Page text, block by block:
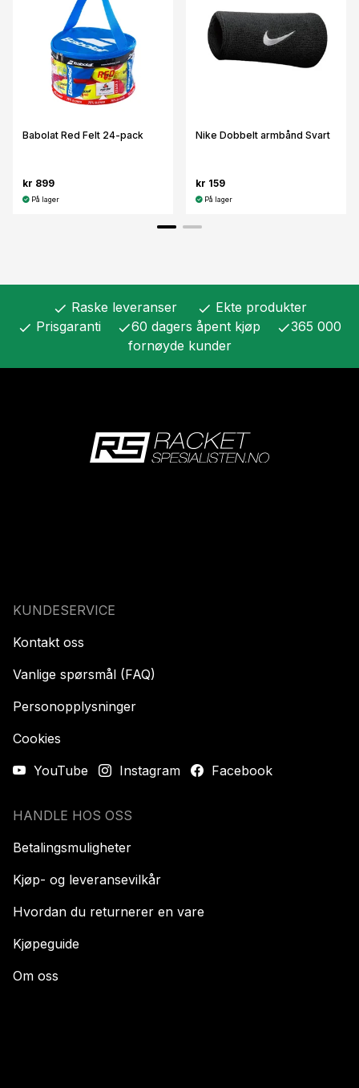
Babolat Red Felt 24-pack
kr 899
På lager
Nike Dobbelt armbånd Svart
kr 159
På lager
check Raske leveranser check Ekte produkter
check Prisgaranti check60 dagers åpent kjøp check365 000
fornøyde kunder
KUNDESERVICE
Kontakt oss
Vanlige spørsmål (FAQ)
Personopplysninger
Cookies
YouTube
Instagram Facebook
HANDLE HOS OSS
Betalingsmuligheter
Kjøp- og leveransevilkår
Hvordan du returnerer en vare
Kjøpeguide
Om oss